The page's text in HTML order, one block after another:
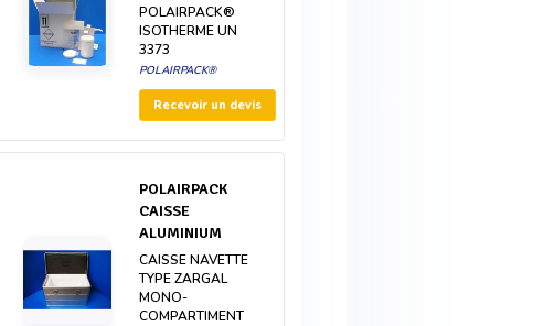
POLAIRPACK®
ISOTHERME UN
3373
POLAIRPACK®
Recevoir un devis
POLAIRPACK
CAISSE
ALUMINIUM
CAISSE NAVETTE
TYPE ZARGAL
MONO-
COMPARTIMENT